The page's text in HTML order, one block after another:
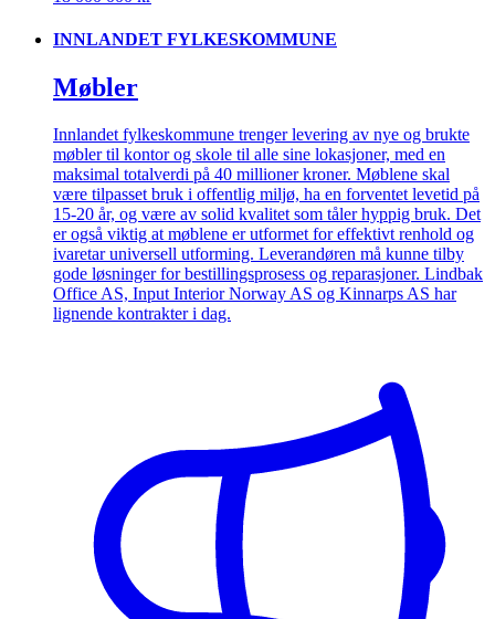
INNLANDET FYLKESKOMMUNE
Møbler
Innlandet fylkeskommune trenger levering av nye og brukte
møbler til kontor og skole til alle sine lokasjoner, med en
maksimal totalverdi på 40 millioner kroner. Møblene skal
være tilpasset bruk i offentlig miljø, ha en forventet levetid på
15-20 år, og være av solid kvalitet som tåler hyppig bruk. Det
er også viktig at møblene er utformet for effektivt renhold og
ivaretar universell utforming. Leverandøren må kunne tilby
gode løsninger for bestillingsprosess og reparasjoner. Lindbak
Office AS, Input Interior Norway AS og Kinnarps AS har
lignende kontrakter i dag.